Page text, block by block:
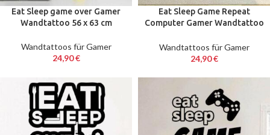
Eat Sleep game over Gamer
Wandtattoo 56 x 63 cm
Wandtattoos für Gamer
24,90€
Eat Sleep Game Repeat
Computer Gamer Wandtattoo
Wandtattoos für Gamer
24,90€